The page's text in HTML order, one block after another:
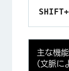
主な機
(文脈に